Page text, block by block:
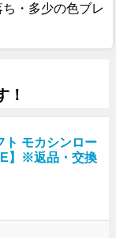
・多少の色ブレ
！
ト モカシンロー
】※返品・交換